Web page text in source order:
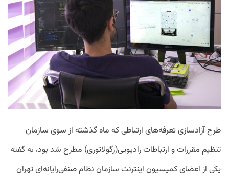
طرح آزادسازی تعرفه‌های ارتباطی که ماه‌ گذشته از سوی سازمان
تنظیم مقررات و ارتباطات رادیویی(رگولاتوری) مطرح شد بود، به گفته
یکی از اعضای کمیسیون اینترنت سازمان نظام صنفی‌رایانه‌‌‌ای تهران